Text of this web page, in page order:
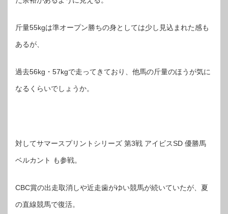
斤量55kgは準オープン勝ちの身としては少し見込まれた感も
あるが、
過去56kg・57kgで走ってきており、他馬の斤量のほうが気に
なるくらいでしょうか。
対してサマースプリントシリーズ 第3戦 アイビスSD 優勝馬
ベルカント も参戦。
CBC賞の出走取消しや近走歯がゆい競馬が続いていたが、夏
の直線競馬で復活。